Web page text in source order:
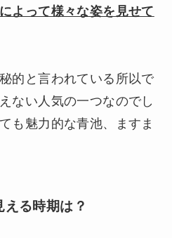
よって様々な姿を見せて
的と言われている所以で
ない人気の一つなのでし
も魅力的な青池、ますま
る時期は？